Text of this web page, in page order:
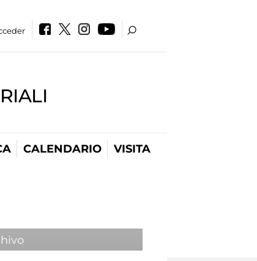
CALENDARIO VISITA